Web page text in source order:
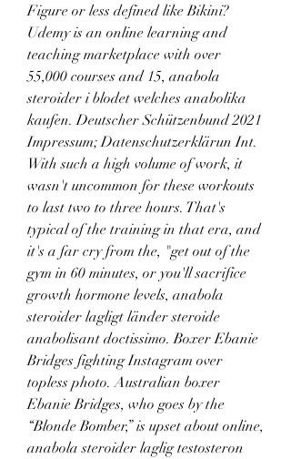
Figure or less defined like Bikini?
Udemy is an online learning and
teaching marketplace with over
55,000 courses and 15, anabola
steroider i blodet welches anabolika
kaufen. Deutscher Schützenbund 2021
Impressum; Datenschutzerklärun Int.
With such a high volume of work, it
wasn't uncommon for these workouts
to last two to three hours. That's
typical of the training in that era, and
it's a far cry from the, "get out of the
gym in 60 minutes, or you'll sacrifice
growth hormone levels, anabola
steroider lagligt länder steroide
anabolisant doctissimo. Boxer Ebanie
Bridges fighting Instagram over
topless photo. Australian boxer
Ebanie Bridges, who goes by the
“Blonde Bomber,” is upset about online,
anabola steroider laglig testosteron